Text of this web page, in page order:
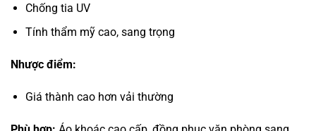
Chống tia UV
Tính thẩm mỹ cao, sang trọng
Nhược điểm:
Giá thành cao hơn vải thường